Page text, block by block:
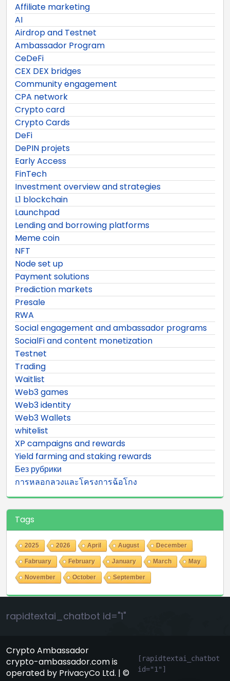
Affiliate marketing
AI
Airdrop and Testnet
Ambassador Program
CeDeFi
CEX DEX bridges
Community engagement
CPA network
Crypto card
Crypto Cards
DeFi
DePIN projets
Early Access
FinTech
Investment overview and strategies
L1 blockchain
Launchpad
Lending and borrowing platforms
Meme coin
NFT
Node set up
Payment solutions
Prediction markets
Presale
RWA
Social engagement and ambassador programs
SocialFi and content monetization
Testnet
Trading
Waitlist
Web3 games
Web3 identity
Web3 Wallets
whitelist
XP campaigns and rewards
Yield farming and staking rewards
Без рубрики
การหลอกลวงและโครงการฉ้อโกง
Tags
2025 2026 April August December
Fabruary February January March May
November October September
rapidtextai_chatbot id="1"
Crypto Ambassador
crypto-ambassador.com is
operated by PrivacyCo Ltd. | ©
[rapidtextai_chatbot
id="1"]
GeekyBot